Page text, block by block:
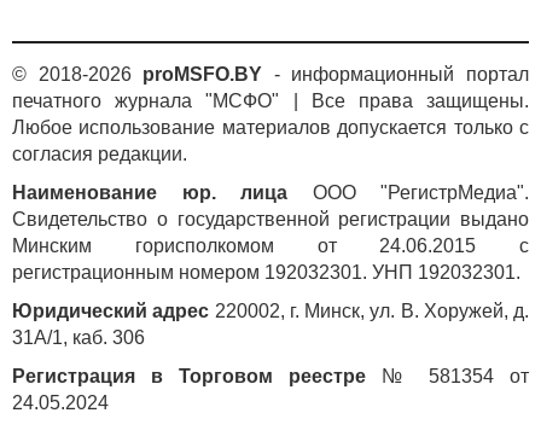
© 2018-2026 proMSFO.BY - информационный портал
печатного журнала "МСФО" | Все права защищены.
Любое использование материалов допускается только с
согласия редакции.
Наименование юр. лица ООО "РегистрМедиа".
Свидетельство о государственной регистрации выдано
Минским горисполкомом от 24.06.2015 с
регистрационным номером 192032301. УНП 192032301.
Юридический адрес 220002, г. Минск, ул. В. Хоружей, д.
31А/1, каб. 306
Регистрация в Торговом реестре № 581354 от
24.05.2024